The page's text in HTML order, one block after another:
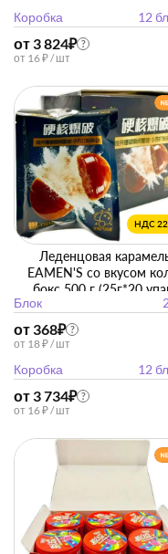
Коробка 12
от 3 824₽ ?
от 16 ₽ / шт
НДС
Леденцовая
EAMEN'S со вкусом
бокс 500 г (25г*20
Блок
от 368₽ ?
от 18 ₽ / шт
Коробка 12
от 3 734₽ ?
от 16 ₽ / шт